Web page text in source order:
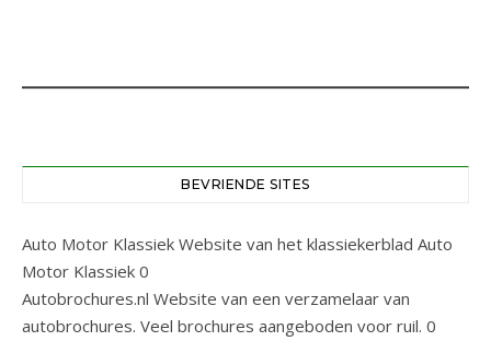
BEVRIENDE SITES
Auto Motor Klassiek Website van het klassiekerblad Auto
Motor Klassiek 0
Autobrochures.nl Website van een verzamelaar van
autobrochures. Veel brochures aangeboden voor ruil. 0